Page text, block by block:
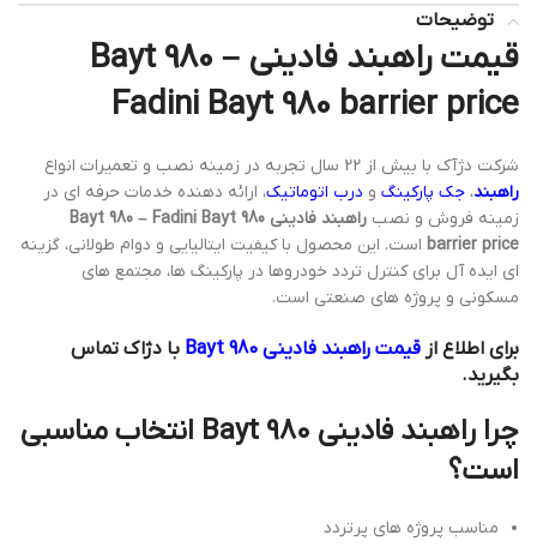
توضیحات
قیمت راهبند فادینی Bayt 980 –
Fadini Bayt 980 barrier price
شرکت دژآک با بیش از 22 سال تجربه در زمینه نصب و تعمیرات انواع
راهبند، جک پارکینگ و درب اتوماتیک، ارائه دهنده خدمات حرفه ای در
زمینه فروش و نصب
راهبند فادینی Bayt 980 – Fadini Bayt 980
barrier price است. این محصول با کیفیت ایتالیایی و دوام طولانی، گزینه
ای ایده آل برای کنترل تردد خودروها در پارکینگ ها، مجتمع های
مسکونی و پروژه های صنعتی است.
برای اطلاع از قیمت راهبند فادینی Bayt 980
با دژاک تماس
بگیرید.
چرا راهبند فادینی Bayt 980 انتخاب مناسبی
است؟
مناسب پروژه های پرتردد